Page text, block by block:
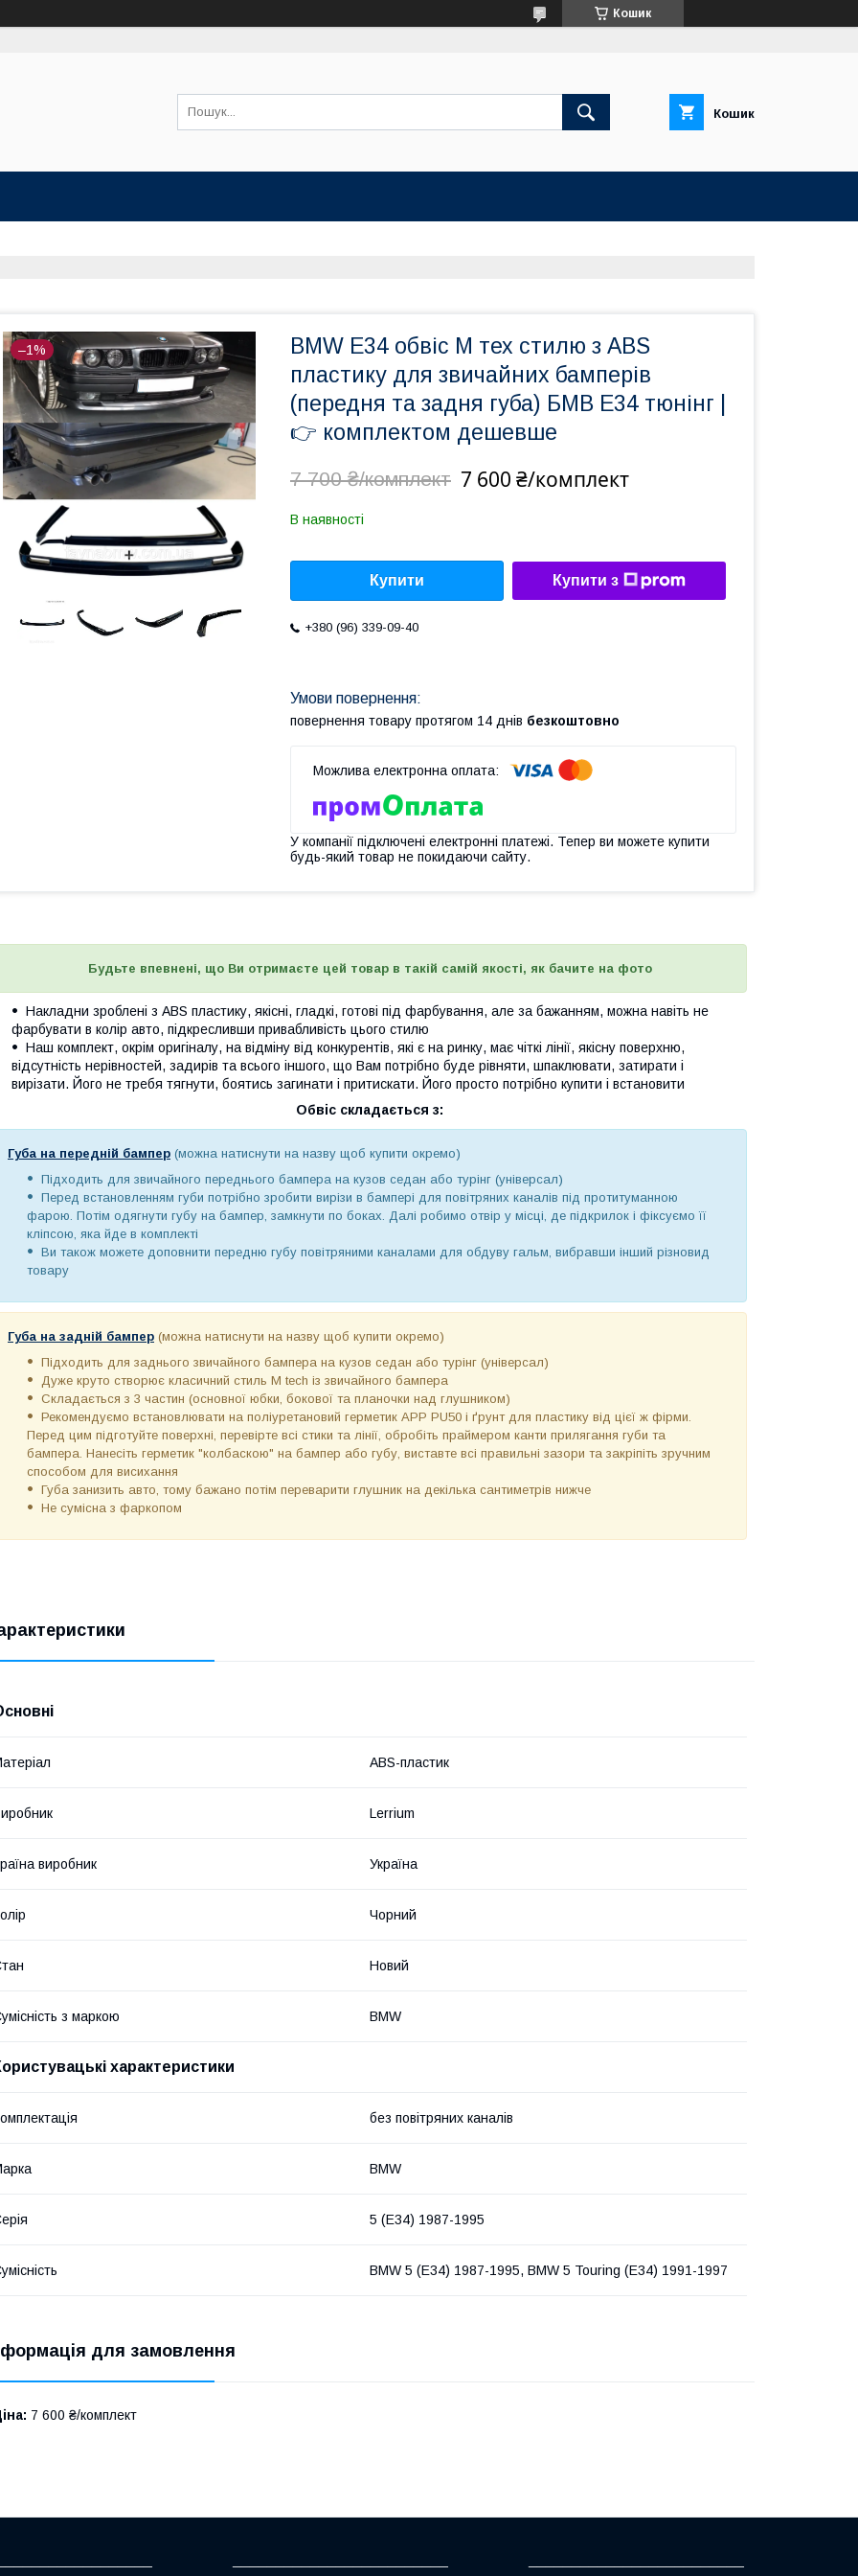
Кошик
Кошик
–1%
BMW E34 обвіс М тех стилю з ABS
пластику для звичайних бамперів
(передня та задня губа) БМВ Е34 тюнінг |
👉 комплектом дешевше
7 700 ₴/комплект 7 600 ₴/комплект
В наявності
Купити Купити з
+380 (96) 339-09-40
повернення товару протягом 14 днів безкоштовно
У компанії підключені електронні платежі. Тепер ви можете купити
будь-який товар не покидаючи сайту.
Будьте впевнені, що Ви отримаєте цей товар в такій самій якості, як бачите на фото
Накладни зроблені з ABS пластику, якісні, гладкі, готові під фарбування, але за бажанням, можна навіть не
фарбувати в колір авто, підкресливши привабливість цього стилю
Наш комплект, окрім оригіналу, на відміну від конкурентів, які є на ринку, має чіткі лінії, якісну поверхню,
відсутність нерівностей, задирів та всього іншого, що Вам потрібно буде рівняти, шпаклювати, затирати і
вирізати. Його не требя тягнути, боятись загинати і притискати. Його просто потрібно купити і встановити
Обвіс складається з:
Губа на передній бампер (можна натиснути на назву щоб купити окремо)
Підходить для звичайного переднього бампера на кузов седан або турінг (універсал)
Перед встановленням губи потрібно зробити вирізи в бампері для повітряних каналів під протитуманною
фарою. Потім одягнути губу на бампер, замкнути по боках. Далі робимо отвір у місці, де підкрилок і фіксуємо її
кліпсою, яка йде в комплекті
Ви також можете доповнити передню губу повітряними каналами для обдуву гальм, вибравши інший різновид
товару
Губа на задній бампер (можна натиснути на назву щоб купити окремо)
Підходить для заднього звичайного бампера на кузов седан або турінг (універсал)
Дуже круто створює класичний стиль M tech із звичайного бампера
Складається з 3 частин (основної юбки, бокової та планочки над глушником)
Рекомендуємо встановлювати на поліуретановий герметик APP PU50 і ґрунт для пластику від цієї ж фірми.
Перед цим підготуйте поверхні, перевірте всі стики та лінії, обробіть праймером канти прилягання губи та
бампера. Нанесіть герметик "колбаскою" на бампер або губу, виставте всі правильні зазори та закріпіть зручним
способом для висихання
Губа занизить авто, тому бажано потім переварити глушник на декілька сантиметрів нижче
Не сумісна з фаркопом
ABS-пластик
Lerrium
виробник Україна
Чорний
Новий
з маркою BMW
характеристики
без повітряних каналів
BMW
5 (E34) 1987-1995
BMW 5 (E34) 1987-1995, BMW 5 Touring (E34) 1991-1997
для замовлення
7 600 ₴/комплект